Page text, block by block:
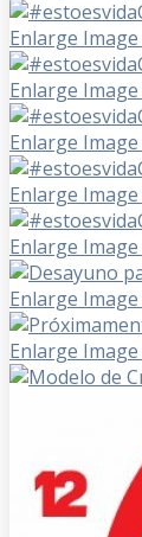
Enlarge Image
Enlarge Image
Enlarge Image
Enlarge Image
Enlarge Image
Enlarge Image
Enlarge Image